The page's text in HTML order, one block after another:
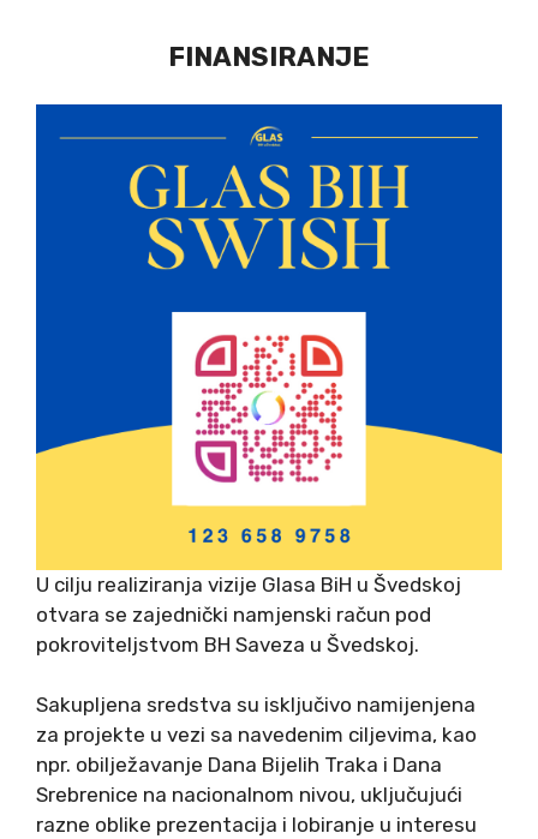
FINANSIRANJE
U cilju realiziranja vizije Glasa BiH u Švedskoj
otvara se zajednički namjenski račun pod
pokroviteljstvom BH Saveza u Švedskoj.
Sakupljena sredstva su isključivo namijenjena
za projekte u vezi sa navedenim ciljevima, kao
npr. obilježavanje Dana Bijelih Traka i Dana
Srebrenice na nacionalnom nivou, uključujući
razne oblike prezentacija i lobiranje u interesu